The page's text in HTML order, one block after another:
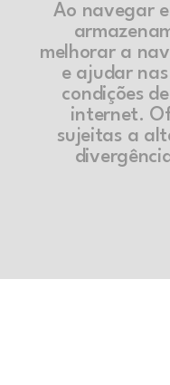
Ao navegar
melhorar a
e ajudar
condições
internet.
sujeitas a